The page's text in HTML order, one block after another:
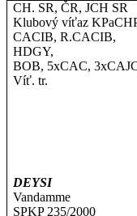
CH. SR, ČR, JCH SR
Klubový víťaz
CACIB, R.CACIB,
HDGY,
BOB, 5xCAC,
Víť. tr.
DEYSI
Vandamme
SPKP 235/2000